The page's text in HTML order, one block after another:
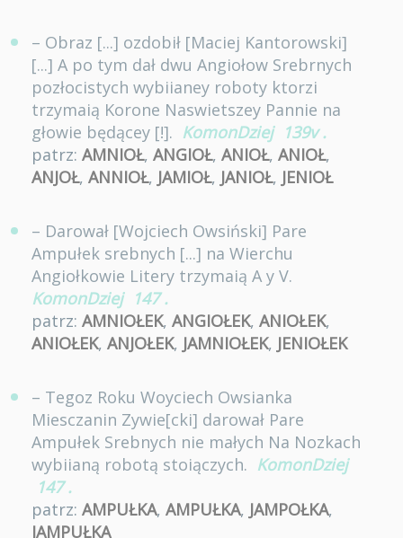
– Obraz [...] ozdobił [Maciej Kantorowski]
[...] A po tym dał dwu Angiołow Srebrnych
pozłocistych wybiianey roboty ktorzi
trzymaią Korone Naswietszey Pannie na
głowie będącey [!]. KomonDziej 139v .
patrz: AMNIOŁ, ANGIOŁ, ANIOŁ, ANIOŁ,
ANJOŁ, ANNIOŁ, JAMIOŁ, JANIOŁ, JENIOŁ
– Darował [Wojciech Owsiński] Pare
Ampułek srebnych [...] na Wierchu
Angiołkowie Litery trzymaią A y V.
KomonDziej 147 .
patrz: AMNIOŁEK, ANGIOŁEK, ANIOŁEK,
ANIOŁEK, ANJOŁEK, JAMNIOŁEK, JENIOŁEK
– Tegoz Roku Woyciech Owsianka
Miesczanin Zywie[cki] darował Pare
Ampułek Srebnych nie małych Na Nozkach
wybiianą robotą stoiączych. KomonDziej
147 .
patrz: AMPUŁKA, AMPUŁKA, JAMPOŁKA,
JAMPUŁKA